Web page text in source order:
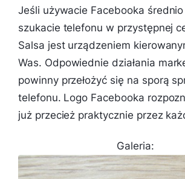
Jeśli używacie Facebooka
szukacie telefonu w przystępnej
Salsa jest urządzeniem
Was. Odpowiednie działania
powinny przełożyć się na sporą
telefonu. Logo Facebooka
już przecież praktycznie przez
Galeria: